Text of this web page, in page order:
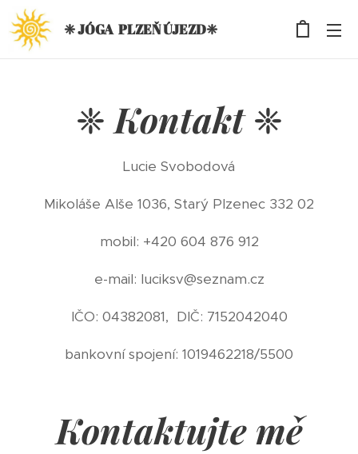
❈ JÓGA PLZEŇ ÚJEZD❈
❈ Kontakt❈
Lucie Svobodová
Mikoláše Alše 1036, Starý Plzenec 332 02
mobil: +420 604 876 912
e-mail: luciksv@seznam.cz
IČO: 04382081, DIČ: 7152042040
bankovní spojení: 1019462218/5500
Kontaktujte mě